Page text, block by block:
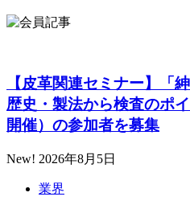
【皮革関連セミナー】「
歴史・製法から検査のポ
開催）の参加者を募集
New! 2026年8月5日
業界